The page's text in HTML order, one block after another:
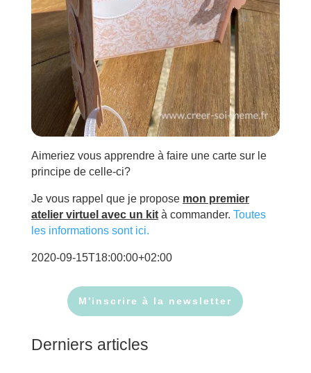
Aimeriez vous apprendre à faire une carte sur le
principe de celle-ci?
Je vous rappel que je propose mon premier
atelier virtuel avec un kità commander. Toutes
les informations sont ici.
2020-09-15T18:00:00+02:00
M'inscrire à la newsletter
Derniers articles